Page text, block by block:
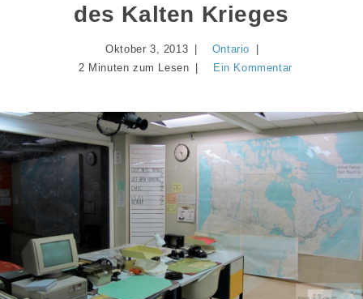
des Kalten Krieges
Oktober 3, 2013
Ontario
2 Minuten zum Lesen
Ein Kommentar